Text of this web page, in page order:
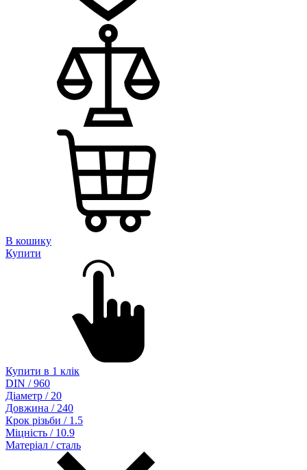
В кошику
Купити
Купити в 1 клік
DIN / 960
Діаметр / 20
Довжина / 240
Крок різьби / 1.5
Міцність / 10.9
Матеріал / сталь